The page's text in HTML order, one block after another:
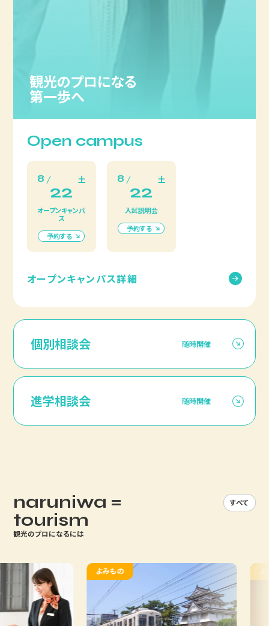
観光のプロになる
第一歩へ
Open campus
8 土
22
オープンキャンパ
ス
予約する
8 土
22
入試説明会
予約する
オープンキャンパス詳細
個別相談会 随時開催
進学相談会 随時開催
naruniwa =
tourism
観光のプロになるには
すべて
よみもの よみ